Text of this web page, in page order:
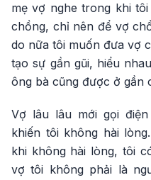
mẹ vợ nghe trong khi
chồng, chỉ nên để vợ
do nữa tôi muốn đưa vợ
tạo sự gần gũi, hiểu
ông bà cũng được ở gần
Vợ lâu lâu mới gọi
khiến tôi không hài
khi không hài lòng, tôi
vợ tôi không phải là